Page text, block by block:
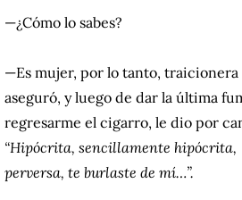
—¿Cómo lo sabes?
—Es mujer, por lo tanto,
aseguró, y luego de dar la última
regresarme el cigarro, le dio por
“Hipócrita, sencillamente hipócrita,
perversa, te burlaste de mí…”.